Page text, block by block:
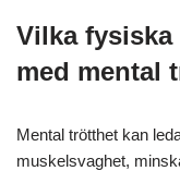
Vilka
med mental
Mental trötthet kan
muskelsvaghet,